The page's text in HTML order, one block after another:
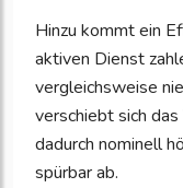
Hinzu kommt ein
aktiven Dienst
vergleichsweise
verschiebt sich
dadurch nominell
spürbar ab.